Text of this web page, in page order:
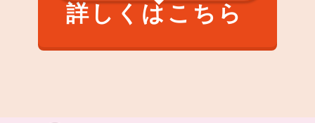
詳しくはこちら